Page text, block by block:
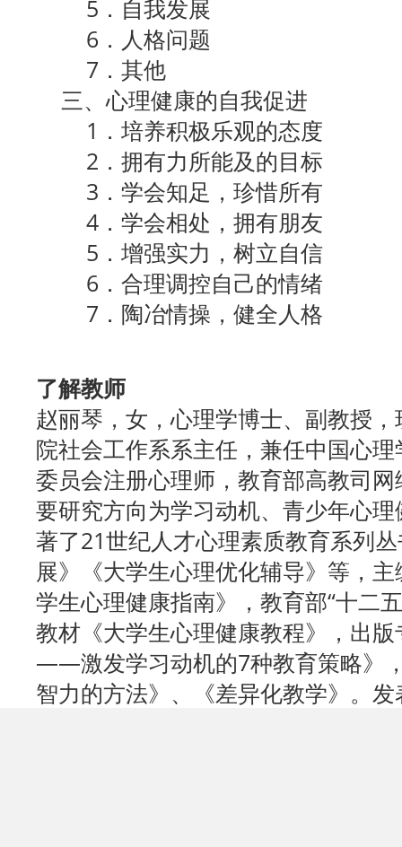
5．自我发展
6．人格问题
7．其他
三、心理健康的自我促进
1．培养积极乐观的态度
2．拥有力所能及的目标
3．学会知足，珍惜所有
4．学会相处，拥有朋友
5．增强实力，树立自信
6．合理调控自己的情绪
7．陶冶情操，健全人格
了解教师
赵丽琴，女，心理学博士、副教授
院社会工作系系主任，兼任中国心
委员会注册心理师，教育部高教司
要研究方向为学习动机、青少年心
著了21世纪人才心理素质教育系列
展》《大学生心理优化辅导》等，
学生心理健康指南》，教育部“十二
教材《大学生心理健康教程》，出
——激发学习动机的7种教育策略》
智力的方法》、《差异化教学》。